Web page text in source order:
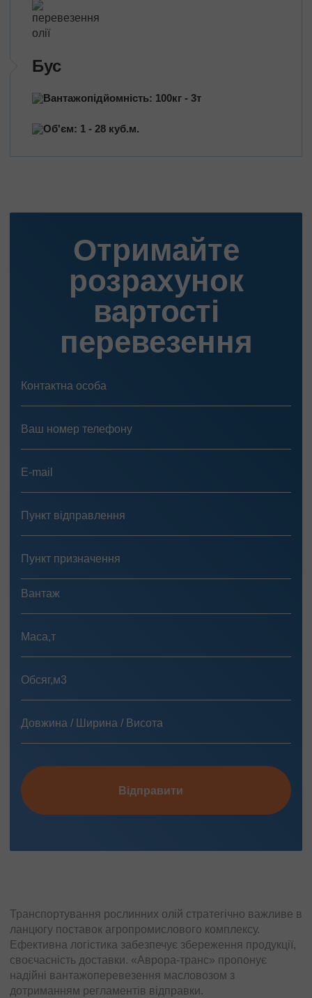
Бус
Вантажопідйомність: 100кг - 3т
Об'єм: 1 - 28 куб.м.
Отримайте
розрахунок
вартості
перевезення
Відправити
Транспортування рослинних олій стратегічно важливе в
ланцюгу поставок агропромислового комплексу.
Ефективна логістика забезпечує збереження продукції,
своєчасність доставки. «Аврора-транс» пропонує
надійні вантажоперевезення масловозом з
дотриманням регламентів відправки.